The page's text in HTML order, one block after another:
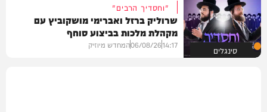
סינגלים
"וחסדיך הרבים"
שרוליק ברזל ואברימי מושקוביץ עם
מקהלת מלכות בביצוע סוחף
14:17
06/08/26המחדש מיוזיק